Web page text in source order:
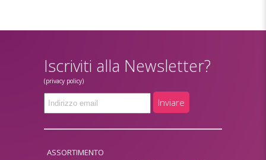
Iscriviti alla Newsletter?
(privacy policy)
Inviare
ASSORTIMENTO